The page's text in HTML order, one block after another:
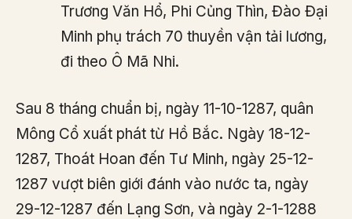
Trương Văn Hổ, Phi Củng Thìn, Đào Đại
Minh phụ trách 70 thuyền vận tải lương,
đi theo Ô Mã Nhi.
Sau 8 tháng chuẩn bị, ngày 11-10-1287, quân
Mông Cổ xuất phát từ Hồ Bắc. Ngày 18-12-
1287, Thoát Hoan đến Tư Minh, ngày 25-12-
1287 vượt biên giới đánh vào nước ta, ngày
29-12-1287 đến Lạng Sơn, và ngày 2-1-1288